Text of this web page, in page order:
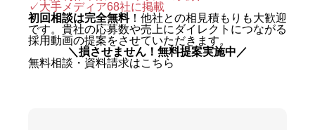
✓大手メディア68社に掲載
初回相談は完全無料！他社との相見積もりも大歓迎
です。貴社の応募数や売上にダイレクトにつながる
採用動画の提案をさせていただきます。
＼損させません！無料提案実施中／
無料相談・資料請求はこちら